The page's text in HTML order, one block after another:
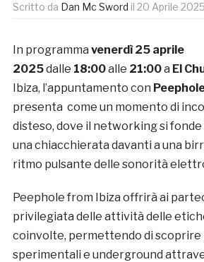
Scritto da Dan Mc Sword il 20 Aprile 2025
In programma venerdì 25 aprile
2025dalle 18:00alle 21:00a El
Ibiza, l’appuntamento con
presenta come un momento di
disteso, dove il networking si
una chiacchierata davanti a una
ritmo pulsante delle sonorità
Peephole from Ibiza offrirà ai
privilegiata delle attività delle
coinvolte, permettendo di
sperimentali e underground